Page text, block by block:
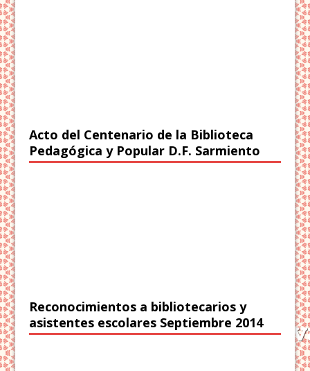
Acto del Centenario de la Biblioteca
Pedagógica y Popular D.F. Sarmiento
Reconocimientos a bibliotecarios y
asistentes escolares Septiembre 2014